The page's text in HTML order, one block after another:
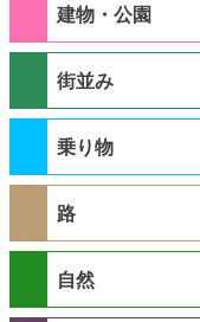
建物・公園
街並み
乗り物
路
自然